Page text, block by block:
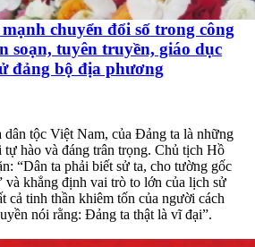
chuyển đổi số trong công
soạn, tuyên truyền, giáo dục
đảng bộ địa phương
dân tộc Việt Nam, của Đảng ta là những
hào và đáng trân trọng. Chủ tịch Hồ
“Dân ta phải biết sử ta, cho tường gốc
và khẳng định vai trò to lớn của lịch sử
tinh thần khiêm tốn của người cách
nói rằng: Đảng ta thật là vĩ đại”.